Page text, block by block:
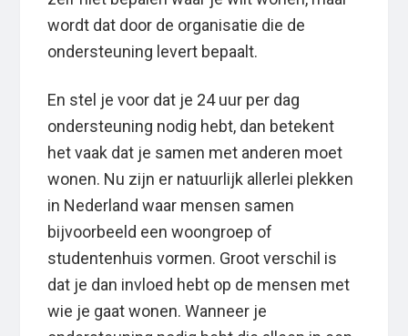
wordt dat door de organisatie die de
ondersteuning levert bepaalt.
En stel je voor dat je 24 uur per dag
ondersteuning nodig hebt, dan betekent
het vaak dat je samen met anderen moet
wonen. Nu zijn er natuurlijk allerlei plekken
in Nederland waar mensen samen
bijvoorbeeld een woongroep of
studentenhuis vormen. Groot verschil is
dat je dan invloed hebt op de mensen met
wie je gaat wonen. Wanneer je